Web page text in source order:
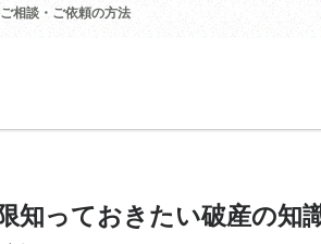
知っておきたい破産の知
ご相談・ご依頼の方法